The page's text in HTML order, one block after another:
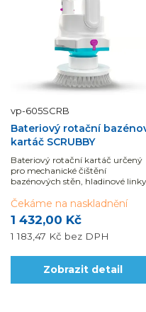
vp-605SCRB
Bateriový rotační
kartáč SCRUBBY
Bateriový rotační kartáč určený
pro mechanické čištění
bazénových stěn, hladinové linky
1 432,00 Kč
1 183,47 Kč bez DPH
Čekáme na naskladnění
Zobrazit detail